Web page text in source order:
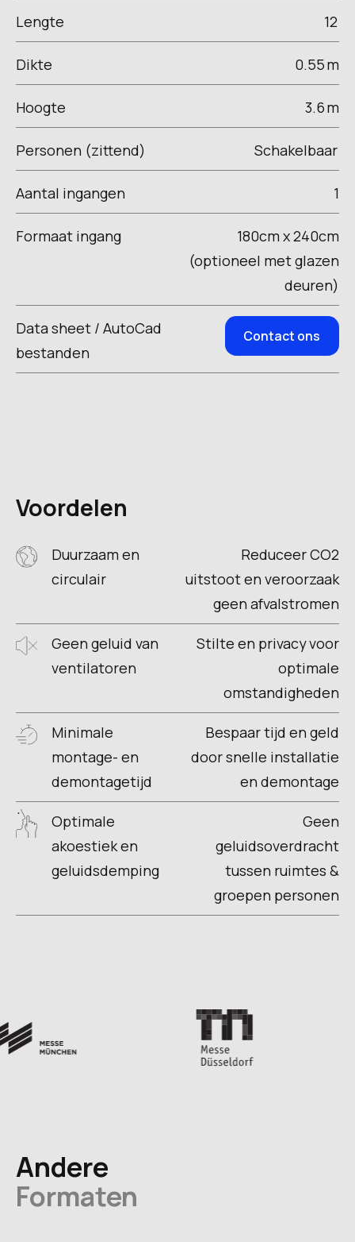
Lengte 12
Dikte 0.55m
Hoogte 3.6m
Personen (zittend) Schakelbaar
Aantal ingangen 1
Formaat ingang
180cm x 240cm
(optioneel met glazen
deuren)
Data sheet / AutoCad
bestanden
Contact ons
Voordelen
Duurzaam en
circulair
Reduceer CO2
uitstoot en veroorzaak
geen afvalstromen
Geen geluid van
ventilatoren
Stilte en privacy voor
optimale
omstandigheden
Minimale
montage- en
demontagetijd
Bespaar tijd en geld
door snelle installatie
en demontage
Optimale
akoestiek en
geluidsdemping
Geen
geluidsoverdracht
tussen ruimtes &
groepen personen
Andere
Formaten